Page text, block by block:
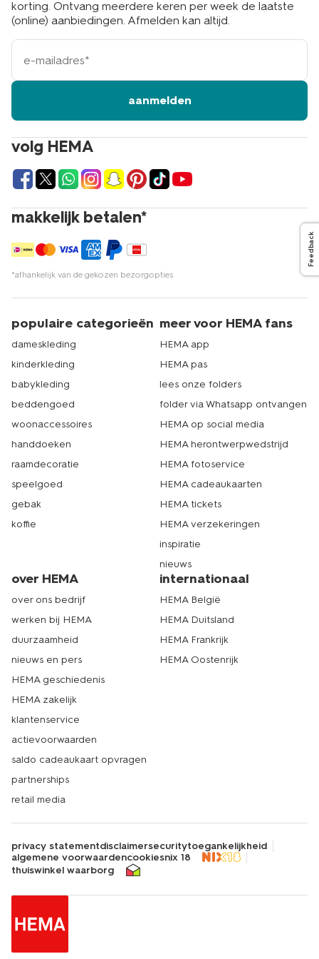
volg HEMA
makkelijk betalen*
*afhankelijk van de gekozen bezorgopties
korting. Ontvang meerdere keren per week de laatste
(online) aanbiedingen. Afmelden kan altijd.
e-
mailadres
aanmelden
populaire categorieën
dameskleding
kinderkleding
babykleding
beddengoed
woonaccessoires
handdoeken
raamdecoratie
speelgoed
gebak
koffie
meer voor HEMA fans
HEMA app
HEMA pas
lees onze folders
folder via Whatsapp ontvangen
HEMA op social media
HEMA herontwerpwedstrijd
HEMA fotoservice
HEMA cadeaukaarten
HEMA tickets
HEMA verzekeringen
inspiratie
nieuws
over HEMA
over ons bedrijf
werken bij HEMA
duurzaamheid
nieuws en pers
HEMA geschiedenis
HEMA zakelijk
klantenservice
actievoorwaarden
saldo cadeaukaart opvragen
partnerships
retail media
internationaal
HEMA België
HEMA Duitsland
HEMA Frankrijk
HEMA Oostenrijk
privacy statementdisclaimersecuritytoegankelijkheid
algemene voorwaardencookiesnix 18
thuiswinkel waarborg
Feedback